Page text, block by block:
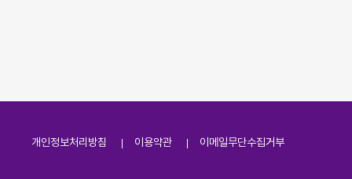
개인정보처리방침 이용약관 이메일무단수집거부